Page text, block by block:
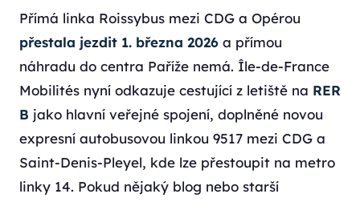
Přímá linka Roissybus mezi CDG a Opérou
přestala jezdit 1. března 2026 a přímou
náhradu do centra Paříže nemá. Île-de-France
Mobilités nyní odkazuje cestující z letiště na RER
B jako hlavní veřejné spojení, doplněné novou
expresní autobusovou linkou 9517 mezi CDG a
Saint-Denis-Pleyel, kde lze přestoupit na metro
linky 14. Pokud nějaký blog nebo starší